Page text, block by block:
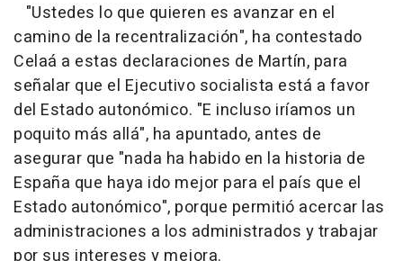
"Ustedes lo que quieren es avanzar en el
camino de la recentralización", ha contestado
Celaá a estas declaraciones de Martín, para
señalar que el Ejecutivo socialista está a favor
del Estado autonómico. "E incluso iríamos un
poquito más allá", ha apuntado, antes de
asegurar que "nada ha habido en la historia de
España que haya ido mejor para el país que el
Estado autonómico", porque permitió acercar las
administraciones a los administrados y trabajar